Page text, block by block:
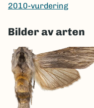
2010-vurdering
Bilder av arten